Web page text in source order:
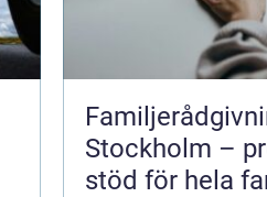
Stockholm –
stöd för hela